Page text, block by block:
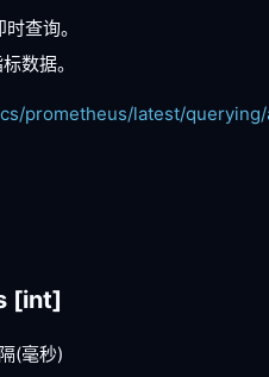
查询。
数据。
prometheus/latest/
[int]
(毫秒)